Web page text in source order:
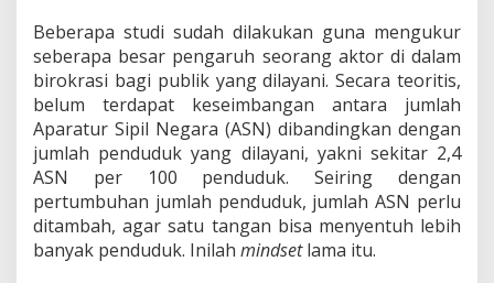
Beberapa studi sudah dilakukan guna mengukur
seberapa besar pengaruh seorang aktor di dalam
birokrasi bagi publik yang dilayani. Secara teoritis,
belum terdapat keseimbangan antara jumlah
Aparatur Sipil Negara (ASN) dibandingkan dengan
jumlah penduduk yang dilayani, yakni sekitar 2,4
ASN per 100 penduduk. Seiring dengan
pertumbuhan jumlah penduduk, jumlah ASN perlu
ditambah, agar satu tangan bisa menyentuh lebih
banyak penduduk. Inilah mindsetlama itu.